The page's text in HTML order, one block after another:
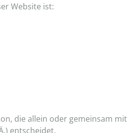
Website ist:
die allein oder gemeinsam
entscheidet.